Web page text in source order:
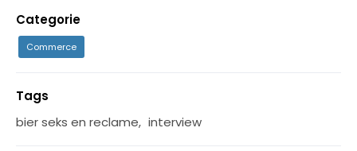
Categorie
Commerce
Tags
bier seks en reclame, interview